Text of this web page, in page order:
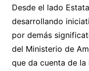
Desde el lado
desarrollando
por demás
del Ministerio de
que da cuenta de